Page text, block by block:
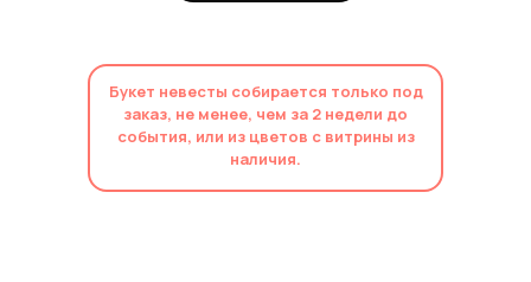
Букет невесты собирается только под
заказ, не менее, чем за 2 недели до
события, или из цветов с витрины из
наличия.